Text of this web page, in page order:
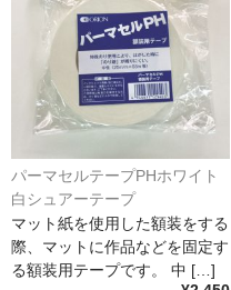
パーマセルテープPHホワイト
白シュアーテープ
マット紙を使用した額装をする
際、マットに作品などを固定す
る額装用テープです。 中 […]